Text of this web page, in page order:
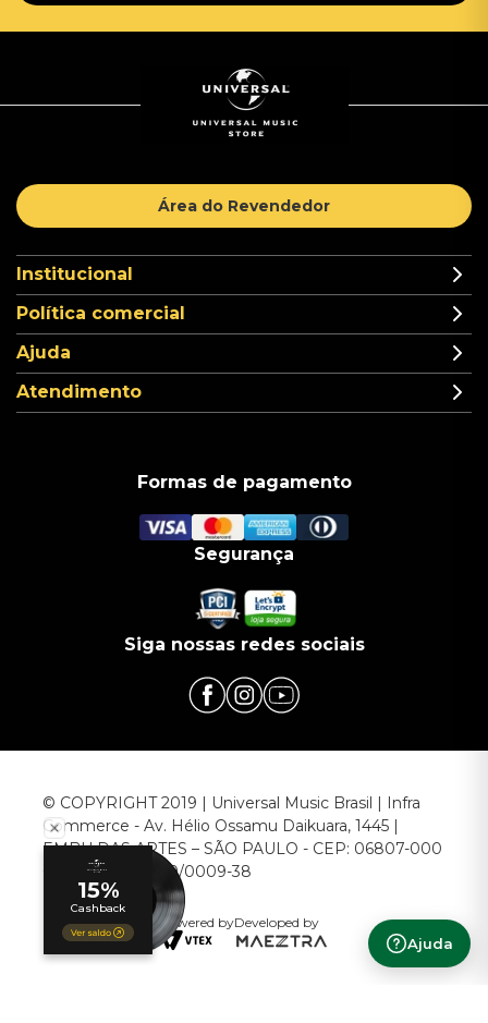
Ajuda
Área do Revendedor
Institucional
Política comercial
Ajuda
Atendimento
Formas de pagamento
Segurança
Siga nossas redes sociais
© COPYRIGHT 2019 | Universal Music Brasil | Infra
Commerce - Av. Hélio Ossamu Daikuara, 1445 |
EMBU DAS ARTES – SÃO PAULO - CEP: 06807-000
CNPJ: 00.952.789/0009-38
Powered byDeveloped by